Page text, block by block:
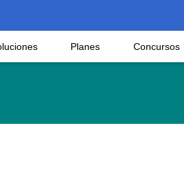
Planes Concursos